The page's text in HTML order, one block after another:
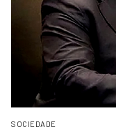
SOCIEDADE